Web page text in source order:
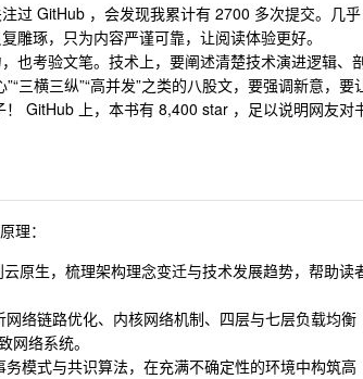
过 GitHub ，会发现我累计有 2700 多次提交。几乎
雕琢，只为内容严谨可靠，让阅读体验更好。
也考验文笔。技术上，要阐述清楚技术演进逻辑、
三横三纵”“高并发”之类的八股文，要强调新意，要
GitHub 上，本书有 8,400 star ，足以说明网友对
理：
原生，梳理架构理念变迁与技术发展趋势，帮助读
络链路优化、内核网络机制、四层与七层负载均衡
网络系统。
模式与共识算法，在充满不确定性的环境中构筑高